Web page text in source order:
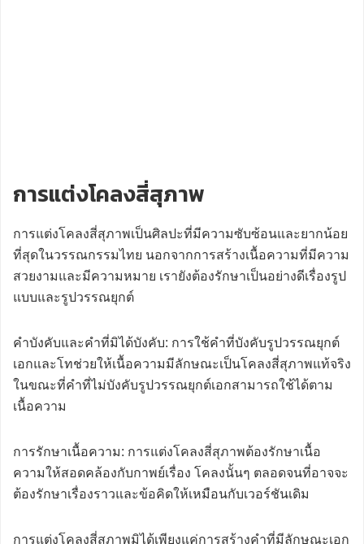
การแต่งโคลงสี่สุภาพ
การแต่งโคลงสี่สุภาพเป็นศิลปะที่มีความซับซ้อนและยากน้อย
ที่สุดในวรรณกรรมไทย นอกจากการสร้างเนื้อความที่มีความ
สวยงามและมีความหมาย เรายังต้องรักษาเป็นอย่างดีเรื่องรูป
แบบและรูปวรรณยุกต์
คำบังคับและคำที่มิได้บังคับ: การใช้คำที่บังคับรูปวรรณยุกต์
เอกและโทช่วยให้เนื้อความมีลักษณะเป็นโคลงสี่สุภาพแท้จริง
ในขณะที่คำที่ไม่บังคับรูปวรรณยุกต์เอกสามารถใช้ได้ตาม
เนื้อความ
การรักษาเนื้อความ: การแต่งโคลงสี่สุภาพต้องรักษาเนื้อ
ความให้สอดคล้องกับกาพย์เรื่อง โคลงนั้นๆ ตลอดจนที่อาจจะ
ต้องรักษาเรื่องราวและข้อคิดให้เหมือนกับเวอร์ชันเดิม
การแต่งโคลงสี่สุภาพมิได้เพียงแค่การสร้างคำที่มีลักษณะเอก